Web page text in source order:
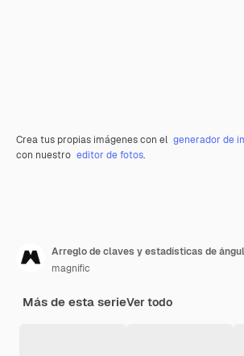
Crea tus propias imágenes con el generador de
con nuestro editor de fotos.
Arreglo de claves y estadísticas de
magnific
Más de esta serieVer todo